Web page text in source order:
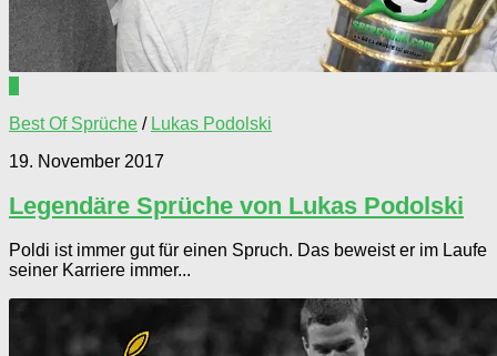
Best Of Sprüche / Lukas Podolski
19. November 2017
Legendäre Sprüche von Lukas Podolski
Poldi ist immer gut für einen Spruch. Das beweist er im Laufe
seiner Karriere immer...